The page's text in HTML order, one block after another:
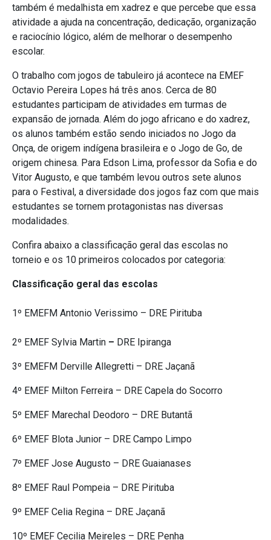
também é medalhista em xadrez e que percebe que essa
atividade a ajuda na concentração, dedicação, organização
e raciocínio lógico, além de melhorar o desempenho
escolar.
O trabalho com jogos de tabuleiro já acontece na EMEF
Octavio Pereira Lopes há três anos. Cerca de 80
estudantes participam de atividades em turmas de
expansão de jornada. Além do jogo africano e do xadrez,
os alunos também estão sendo iniciados no Jogo da
Onça, de origem indígena brasileira e o Jogo de Go, de
origem chinesa. Para Edson Lima, professor da Sofia e do
Vitor Augusto, e que também levou outros sete alunos
para o Festival, a diversidade dos jogos faz com que mais
estudantes se tornem protagonistas nas diversas
modalidades.
Confira abaixo a classificação geral das escolas no
torneio e os 10 primeiros colocados por categoria:
Classificação geral das escolas
1º EMEFM Antonio Verissimo – DRE Pirituba
2º EMEF Sylvia Martin – DRE Ipiranga
3º EMEFM Derville Allegretti – DRE Jaçanã
4º EMEF Milton Ferreira – DRE Capela do Socorro
5º EMEF Marechal Deodoro – DRE Butantã
6º EMEF Blota Junior – DRE Campo Limpo
7º EMEF Jose Augusto – DRE Guaianases
8º EMEF Raul Pompeia – DRE Pirituba
9º EMEF Celia Regina – DRE Jaçanã
10º EMEF Cecilia Meireles – DRE Penha